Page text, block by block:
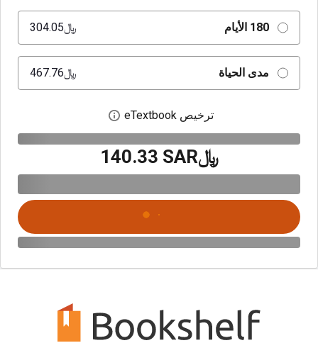
180 الأيام ﷼‎304.05
مدى الحياة ﷼‎467.76
ترخيص eTextbook افتح مربع حوار
﷼‎140.33 SAR